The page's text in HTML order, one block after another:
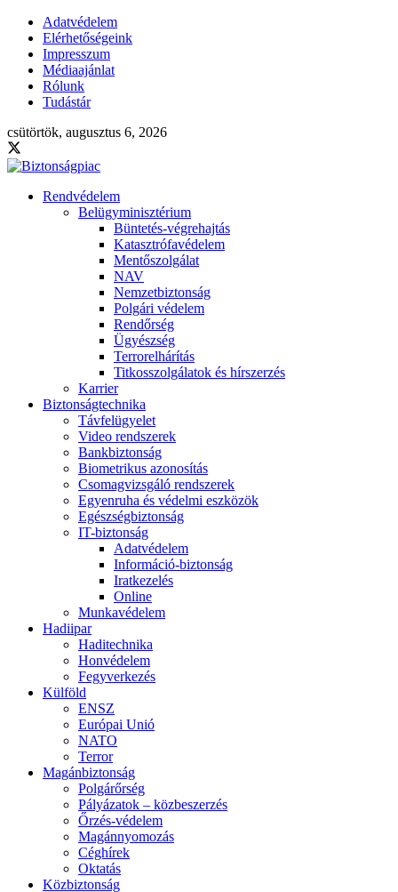
Adatvédelem
Elérhetőségeink
Impresszum
Médiaajánlat
Rólunk
Tudástár
csütörtök, augusztus 6, 2026
Rendvédelem
Belügyminisztérium
Büntetés-végrehajtás
Katasztrófavédelem
Mentőszolgálat
NAV
Nemzetbiztonság
Polgári védelem
Rendőrség
Ügyészség
Terrorelhárítás
Titkosszolgálatok és hírszerzés
Karrier
Biztonságtechnika
Távfelügyelet
Video rendszerek
Bankbiztonság
Biometrikus azonosítás
Csomagvizsgáló rendszerek
Egyenruha és védelmi eszközök
Egészségbiztonság
IT-biztonság
Adatvédelem
Információ-biztonság
Iratkezelés
Online
Munkavédelem
Hadiipar
Haditechnika
Honvédelem
Fegyverkezés
Külföld
ENSZ
Európai Unió
NATO
Terror
Magánbiztonság
Polgárőrség
Pályázatok – közbeszerzés
Őrzés-védelem
Magánnyomozás
Céghírek
Oktatás
Közbiztonság